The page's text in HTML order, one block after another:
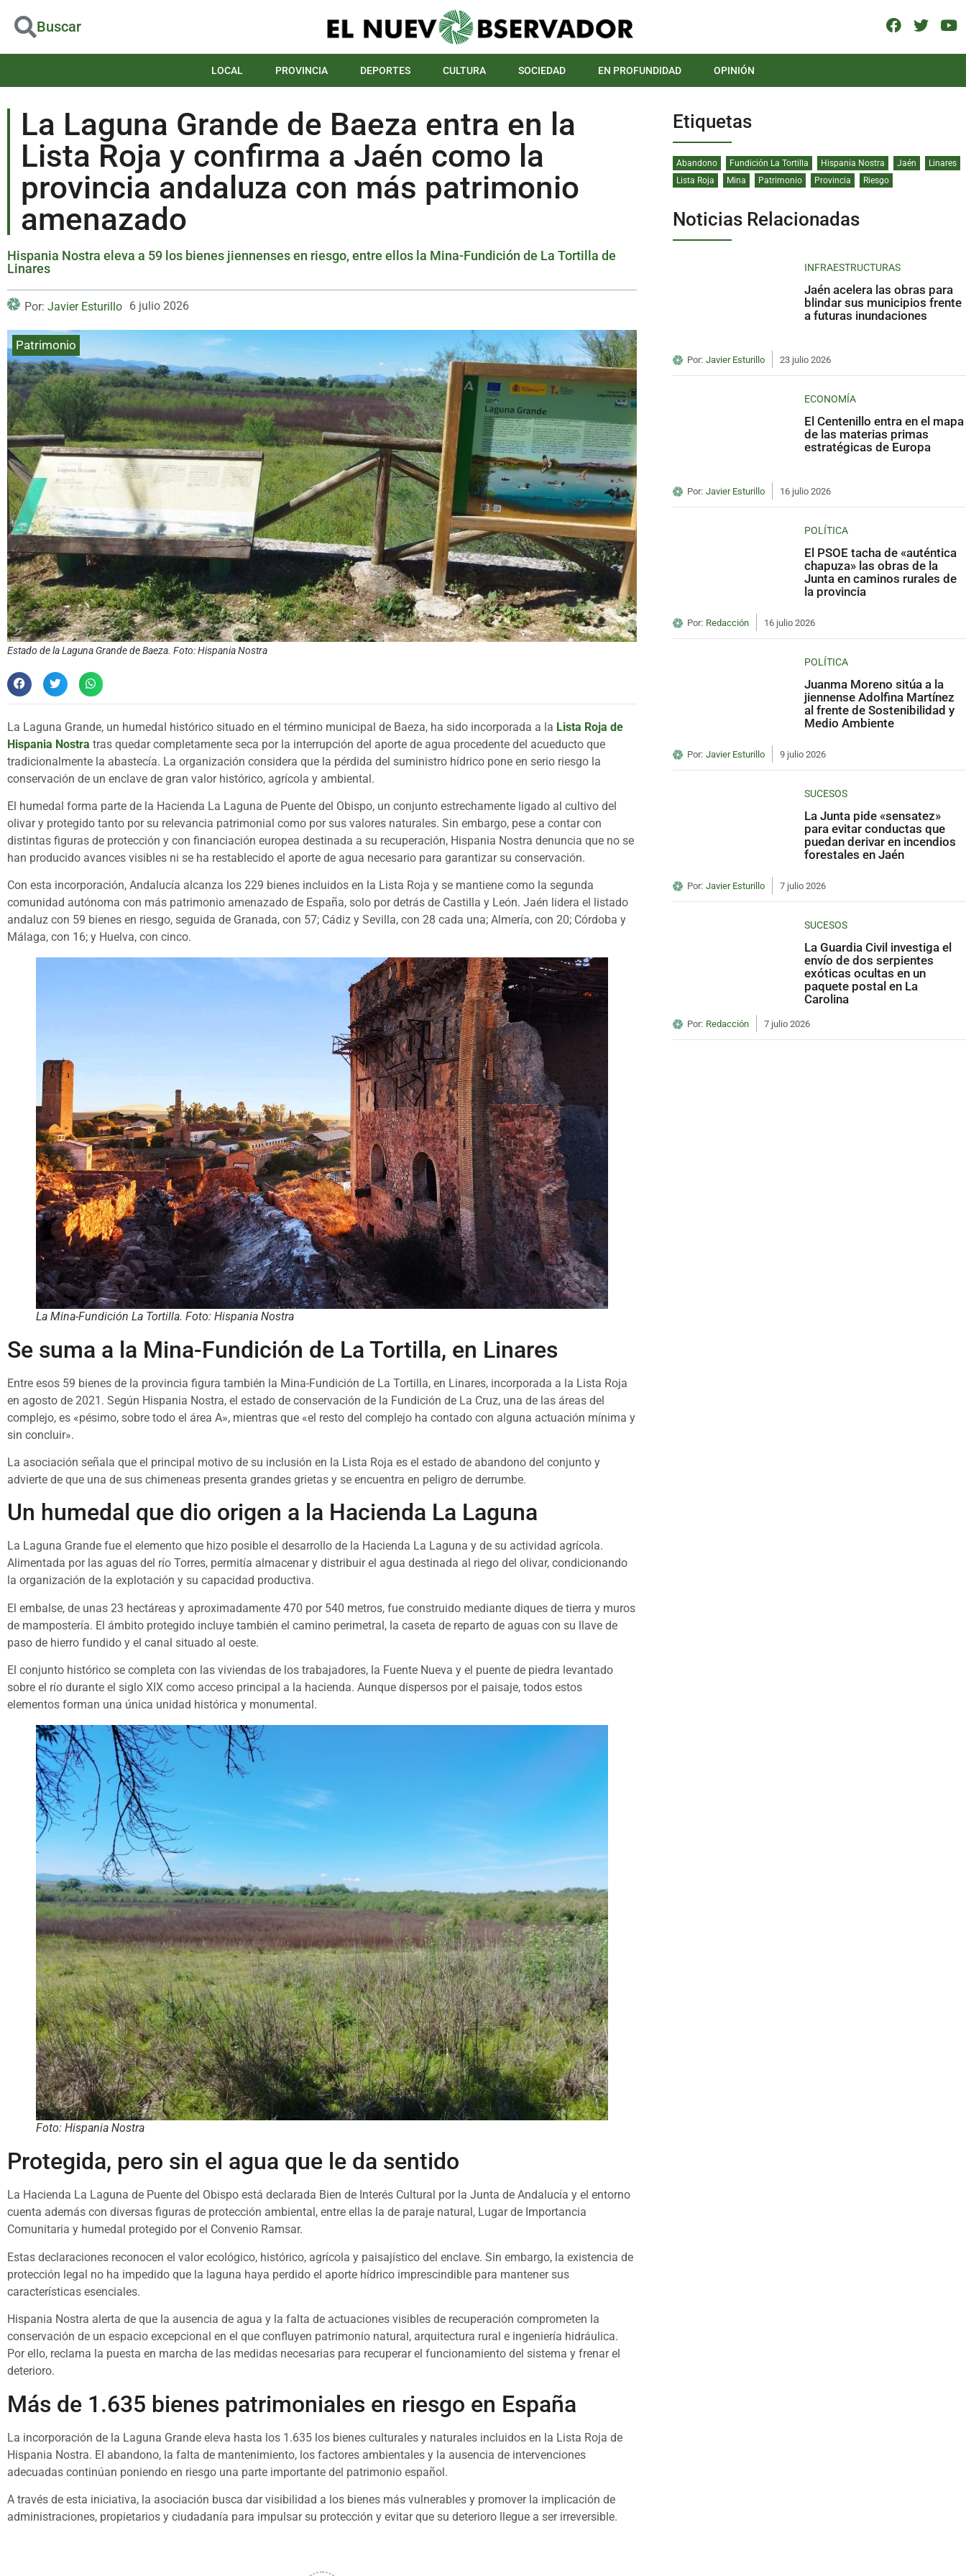
Buscar
LOCAL PROVINCIA DEPORTES CULTURA SOCIEDAD EN PROFUNDIDAD OPINIÓN
La Laguna Grande de Baeza entra en la
Lista Roja y confirma a Jaén como la
provincia andaluza con más patrimonio
amenazado
Hispania Nostra eleva a 59 los bienes jiennenses en riesgo, entre ellos la Mina-Fundición de La Tortilla de
Linares
Por: Javier Esturillo 6 julio 2026
Patrimonio
Estado de la Laguna Grande de Baeza. Foto: Hispania Nostra
La Laguna Grande, un humedal histórico situado en el término municipal de Baeza, ha sido incorporada a la Lista Roja de
Hispania Nostra tras quedar completamente seca por la interrupción del aporte de agua procedente del acueducto que
tradicionalmente la abastecía. La organización considera que la pérdida del suministro hídrico pone en serio riesgo la
conservación de un enclave de gran valor histórico, agrícola y ambiental.
El humedal forma parte de la Hacienda La Laguna de Puente del Obispo, un conjunto estrechamente ligado al cultivo del
olivar y protegido tanto por su relevancia patrimonial como por sus valores naturales. Sin embargo, pese a contar con
distintas figuras de protección y con financiación europea destinada a su recuperación, Hispania Nostra denuncia que no se
han producido avances visibles ni se ha restablecido el aporte de agua necesario para garantizar su conservación.
Con esta incorporación, Andalucía alcanza los 229 bienes incluidos en la Lista Roja y se mantiene como la segunda
comunidad autónoma con más patrimonio amenazado de España, solo por detrás de Castilla y León. Jaén lidera el listado
andaluz con 59 bienes en riesgo, seguida de Granada, con 57; Cádiz y Sevilla, con 28 cada una; Almería, con 20; Córdoba y
Málaga, con 16; y Huelva, con cinco.
La Mina-Fundición La Tortilla. Foto: Hispania Nostra
Se suma a la Mina-Fundición de La Tortilla, en Linares
Entre esos 59 bienes de la provincia figura también la Mina-Fundición de La Tortilla, en Linares, incorporada a la Lista Roja
en agosto de 2021. Según Hispania Nostra, el estado de conservación de la Fundición de La Cruz, una de las áreas del
complejo, es «pésimo, sobre todo el área A», mientras que «el resto del complejo ha contado con alguna actuación mínima y
sin concluir».
La asociación señala que el principal motivo de su inclusión en la Lista Roja es el estado de abandono del conjunto y
advierte de que una de sus chimeneas presenta grandes grietas y se encuentra en peligro de derrumbe.
Un humedal que dio origen a la Hacienda La Laguna
La Laguna Grande fue el elemento que hizo posible el desarrollo de la Hacienda La Laguna y de su actividad agrícola.
Alimentada por las aguas del río Torres, permitía almacenar y distribuir el agua destinada al riego del olivar, condicionando
la organización de la explotación y su capacidad productiva.
El embalse, de unas 23 hectáreas y aproximadamente 470 por 540 metros, fue construido mediante diques de tierra y muros
de mampostería. El ámbito protegido incluye también el camino perimetral, la caseta de reparto de aguas con su llave de
paso de hierro fundido y el canal situado al oeste.
El conjunto histórico se completa con las viviendas de los trabajadores, la Fuente Nueva y el puente de piedra levantado
sobre el río durante el siglo XIX como acceso principal a la hacienda. Aunque dispersos por el paisaje, todos estos
elementos forman una única unidad histórica y monumental.
Foto: Hispania Nostra
Protegida, pero sin el agua que le da sentido
La Hacienda La Laguna de Puente del Obispo está declarada Bien de Interés Cultural por la Junta de Andalucía y el entorno
cuenta además con diversas figuras de protección ambiental, entre ellas la de paraje natural, Lugar de Importancia
Comunitaria y humedal protegido por el Convenio Ramsar.
Estas declaraciones reconocen el valor ecológico, histórico, agrícola y paisajístico del enclave. Sin embargo, la existencia de
protección legal no ha impedido que la laguna haya perdido el aporte hídrico imprescindible para mantener sus
características esenciales.
Hispania Nostra alerta de que la ausencia de agua y la falta de actuaciones visibles de recuperación comprometen la
conservación de un espacio excepcional en el que confluyen patrimonio natural, arquitectura rural e ingeniería hidráulica.
Por ello, reclama la puesta en marcha de las medidas necesarias para recuperar el funcionamiento del sistema y frenar el
deterioro.
Más de 1.635 bienes patrimoniales en riesgo en España
La incorporación de la Laguna Grande eleva hasta los 1.635 los bienes culturales y naturales incluidos en la Lista Roja de
Hispania Nostra. El abandono, la falta de mantenimiento, los factores ambientales y la ausencia de intervenciones
adecuadas continúan poniendo en riesgo una parte importante del patrimonio español.
A través de esta iniciativa, la asociación busca dar visibilidad a los bienes más vulnerables y promover la implicación de
administraciones, propietarios y ciudadanía para impulsar su protección y evitar que su deterioro llegue a ser irreversible.
Etiquetas
Abandono Fundición La Tortilla Hispania Nostra Jaén
Linares
Lista Roja
Mina Patrimonio Provincia Riesgo
Noticias Relacionadas
INFRAESTRUCTURAS
Jaén acelera las obras para
blindar sus municipios frente
a futuras inundaciones
Por: Javier Esturillo 23 julio 2026
ECONOMÍA
El Centenillo entra en el mapa
de las materias primas
estratégicas de Europa
Por: Javier Esturillo 16 julio 2026
POLÍTICA
El PSOE tacha de «auténtica
chapuza» las obras de la
Junta en caminos rurales de
la provincia
Por: Redacción 16 julio 2026
POLÍTICA
Juanma Moreno sitúa a la
jiennense Adolfina Martínez
al frente de Sostenibilidad y
Medio Ambiente
Por: Javier Esturillo 9 julio 2026
SUCESOS
La Junta pide «sensatez»
para evitar conductas que
puedan derivar en incendios
forestales en Jaén
Por: Javier Esturillo 7 julio 2026
SUCESOS
La Guardia Civil investiga el
envío de dos serpientes
exóticas ocultas en un
paquete postal en La
Carolina
Por: Redacción 7 julio 2026